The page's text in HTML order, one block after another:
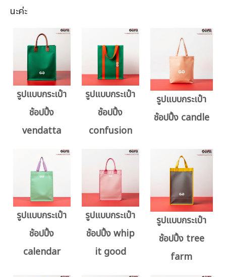
นะค่ะ
รูปแบบกระเป๋า
ช้อปปิ้ง
vendatta
รูปแบบกระเป๋า
ช้อปปิ้ง
confusion
รูปแบบกระเป๋า
ช้อปปิ้ง candle
รูปแบบกระเป๋า
ช้อปปิ้ง
calendar
รูปแบบกระเป๋า
ช้อปปิ้ง whip
it good
รูปแบบกระเป๋า
ช้อปปิ้ง tree
farm